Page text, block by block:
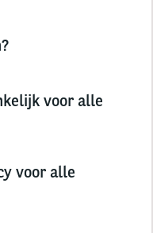
voor alle
voor alle